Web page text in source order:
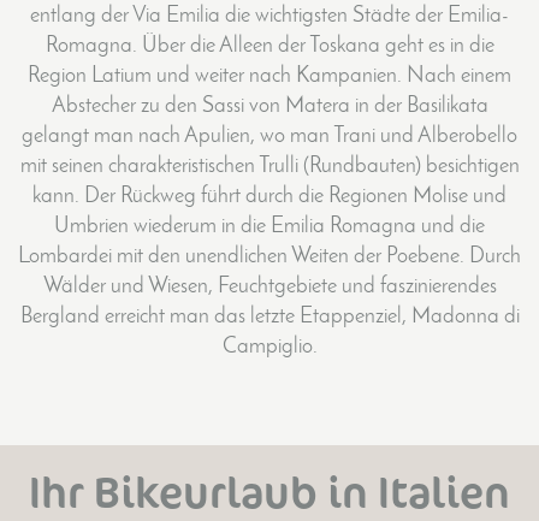
entlang der Via Emilia die wichtigsten Städte der Emilia-
Romagna. Über die Alleen der Toskana geht es in die
Region Latium und weiter nach Kampanien. Nach einem
Abstecher zu den Sassi von Matera in der Basilikata
gelangt man nach Apulien, wo man Trani und Alberobello
mit seinen charakteristischen Trulli (Rundbauten) besichtigen
kann. Der Rückweg führt durch die Regionen Molise und
Umbrien wiederum in die Emilia Romagna und die
Lombardei mit den unendlichen Weiten der Poebene. Durch
Wälder und Wiesen, Feuchtgebiete und faszinierendes
Bergland erreicht man das letzte Etappenziel, Madonna di
Campiglio.
Ihr Bikeurlaub in Italien